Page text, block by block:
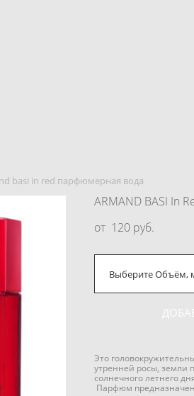
basi in red парфюмерная вода
ARMAND BASI In
от 120 pуб.
Выберите Объём,
Это
утренней росы, земли
солнечного летнего
Парфюм